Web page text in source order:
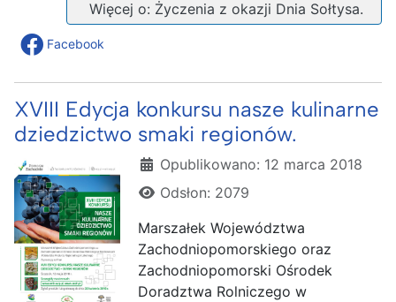
Więcej o: Życzenia z okazji Dnia Sołtysa.
Facebook
XVIII Edycja konkursu nasze kulinarne
dziedzictwo smaki regionów.
Szczegóły
Opublikowano: 12 marca 2018
Odsłon: 2079
Marszałek Województwa
Zachodniopomorskiego oraz
Zachodniopomorski Ośrodek
Doradztwa Rolniczego w